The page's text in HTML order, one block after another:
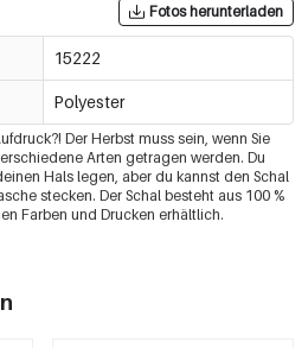
Fotos herunterladen
15222
Polyester
Der Herbst muss sein, wenn Sie
Arten getragen werden. Du
Hals legen, aber du kannst den Schal
stecken. Der Schal besteht aus 100 %
Farben und Drucken erhältlich.